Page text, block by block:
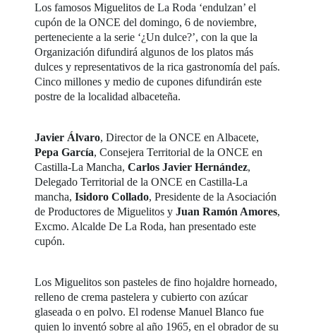
Los famosos Miguelitos de La Roda ‘endulzan’ el
cupón de la ONCE del domingo, 6 de noviembre,
perteneciente a la serie ‘¿Un dulce?’, con la que la
Organización difundirá algunos de los platos más
dulces y representativos de la rica gastronomía del país.
Cinco millones y medio de cupones difundirán este
postre de la localidad albaceteña.
Javier Álvaro, Director de la ONCE en Albacete,
Pepa García, Consejera Territorial de la ONCE en
Castilla-La Mancha,Carlos Javier Hernández,
Delegado Territorial de la ONCE en Castilla-La
mancha,Isidoro Collado, Presidente de la Asociación
de Productores de Miguelitos yJuan Ramón Amores,
Excmo. Alcalde De La Roda, han presentado este
cupón.
Los Miguelitos son pasteles de fino hojaldre horneado,
relleno de crema pastelera y cubierto con azúcar
glaseada o en polvo. El rodense Manuel Blanco fue
quien lo inventó sobre al año 1965, en el obrador de su